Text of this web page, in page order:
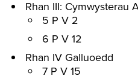
Rhan III: Cymwysterau
5 P V 2
6 P V 12
Rhan IV Galluoedd
7 P V 15